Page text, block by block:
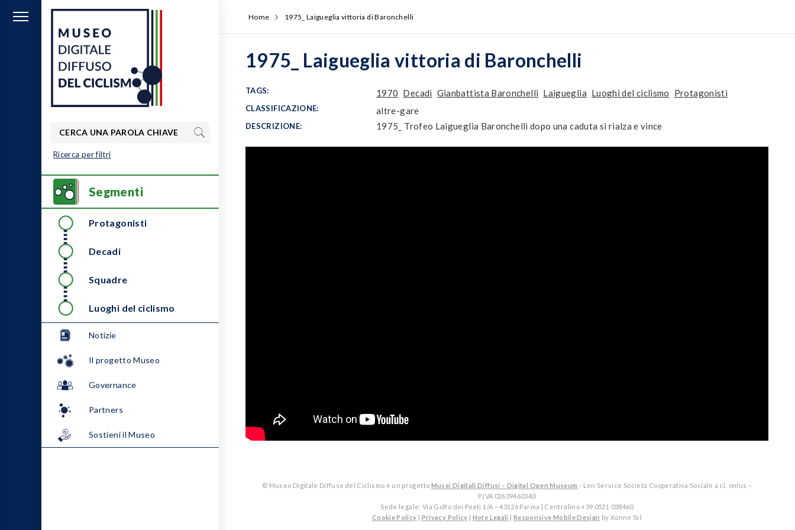
MUSEO DIGITALE
DIFFUSO DEL
CICLISMO
la lente del ciclismo
Ricerca per filtri
Primary
Menu
Segmenti
Protagonisti
Decadi
Squadre
Luoghi del ciclismo
Notizie
Il progetto Museo
Governance
Partners
Sostieni il Museo
Home 1975_ Laigueglia vittoria di Baronchelli
1975_ Laigueglia vittoria di Baronchelli
TAGS: 1970 Decadi Gianbattista Baronchelli Laigueglia Luoghi del ciclismo Protagonisti
CLASSIFICAZIONE: altre-gare
DESCRIZIONE: 1975_ Trofeo Laigueglia Baronchelli dopo una caduta si rialza e vince
© Museo Digitale Diffuso del Ciclismo è un progetto Musei Digitali Diffusi – Digital Open Museum - Len Service Società Cooperativa Sociale a r.l. onlus –
P.IVA 02639460340
Sede legale: Via Golfo dei Poeti 1/A – 43126 Parma | Centralino +39 0521 038460
Cookie Policy | Privacy Policy | Note Legali | Responsive Mobile Design by Xonne Srl